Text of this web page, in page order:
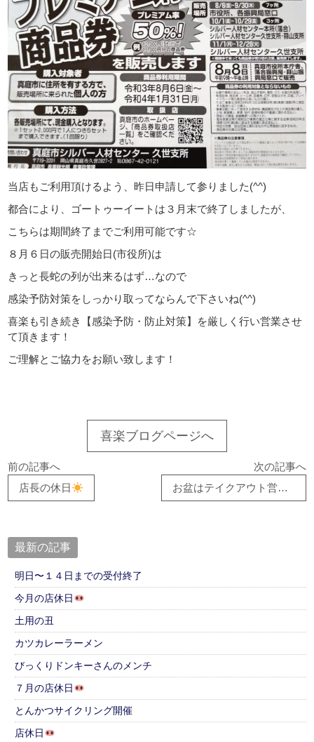
当店もご利用頂けるよう、昨日申請して参りました(^^)
都合により、ゴートゥーイートは３月末で終了しましたが、
こちらは期間終了までご利用可能です☆
８月６日の販売開始日(市役所)は
きっと長蛇の列が出来るはず…なので
感染予防対策をしっかり取ってならんで下さいね(^^)
喜楽も引き続き【感染予防・防止対策】を厳しく行い営業させ
て頂きます！
ご理解とご協力をお願い致します！
喜楽ブログページへ
前の記事へ
店長の休日
次の記事へ
お盆はテイクアウト営業
最新の記事
明日〜１４日までの受付終了
今月の店休日
土用の丑
カツカレーラーメン
びっくりドンキーさんのメンチ
７月の店休日
とんかつサイクリング開催
店休日